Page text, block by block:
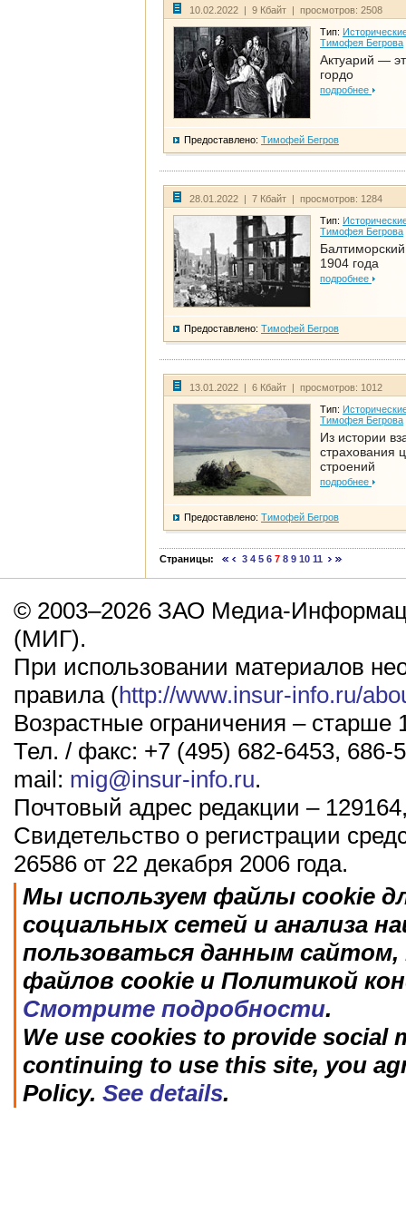
10.02.2022 | 9 Кбайт | просмотров: 2508
Тип:
Тимофея Бегрова
Актуарий —
гордо
подробнее
Предоставлено: Тимофей Бегров
28.01.2022 | 7 Кбайт | просмотров: 1284
Тип:
Тимофея Бегрова
1904 года
подробнее
Предоставлено: Тимофей Бегров
13.01.2022 | 6 Кбайт | просмотров: 1012
Тип:
Тимофея Бегрова
Из истории
страхования
строений
подробнее
Предоставлено: Тимофей Бегров
Страницы: 3 4 5 6 7 8 9 10 11
© 2003–2026 ЗАО Медиа-
(МИГ).
При использовании материалов
правила (http://www.insur-info.ru/
Возрастные ограничения – старше
Тел. / факс: +7 (495) 682-6453, 686-
mail: mig@insur-info.ru.
Почтовый адрес редакции –
Свидетельство о регистрации
26586 от 22 декабря 2006 года.
Мы используем файлы cookie
социальных сетей и анализа
пользоваться данным
файлов cookie и Политикой
Смотрите подробности.
We use cookies to provide social
continuing to use this site, you
Policy. See details.